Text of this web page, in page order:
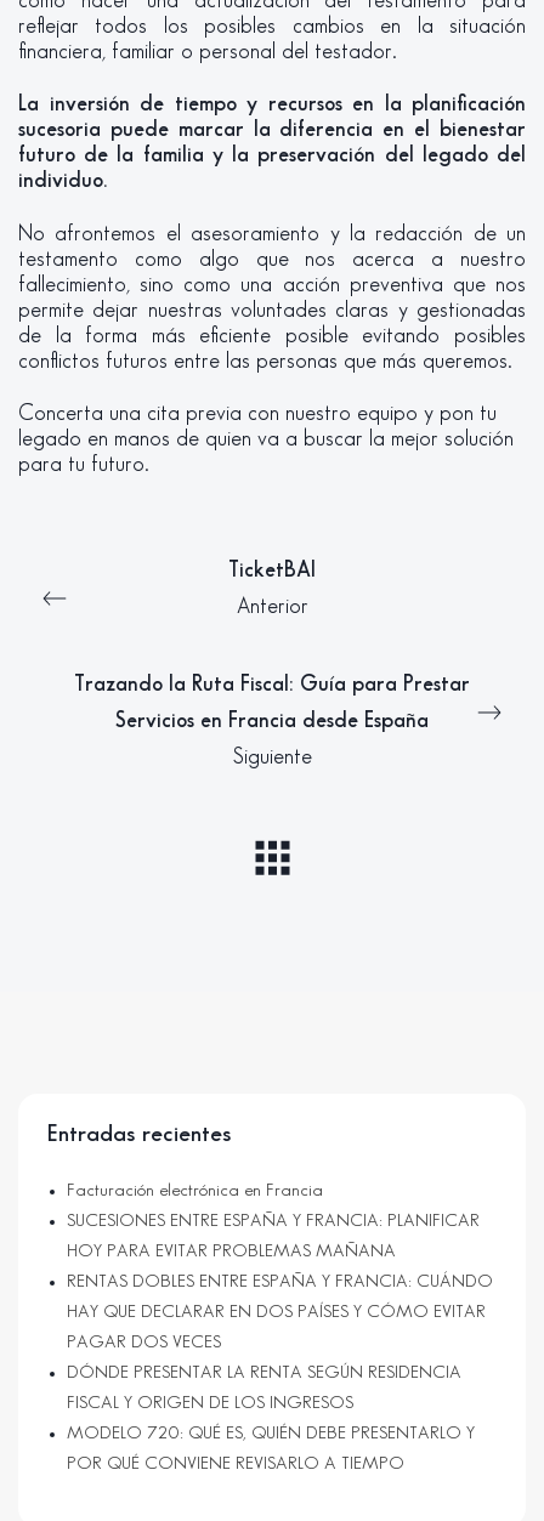
reflejar todos los posibles cambios en la situación
financiera, familiar o personal del testador.
La inversión de tiempo y recursos en la planificación
sucesoria puede marcar la diferencia en el bienestar
futuro de la familia y la preservación del legado del
individuo.
No afrontemos el asesoramiento y la redacción de un
testamento como algo que nos acerca a nuestro
fallecimiento, sino como una acción preventiva que nos
permite dejar nuestras voluntades claras y gestionadas
de la forma más eficiente posible evitando posibles
conflictos futuros entre las personas que más queremos.
Concerta una cita previa con nuestro equipo y pon tu
legado en manos de quien va a buscar la mejor solución
para tu futuro.
TicketBAI
Anterior
Trazando la Ruta Fiscal: Guía para Prestar
Servicios en Francia desde España
Siguiente
Entradas recientes
Facturación electrónica en Francia
SUCESIONES ENTRE ESPAÑA Y FRANCIA: PLANIFICAR
HOY PARA EVITAR PROBLEMAS MAÑANA
RENTAS DOBLES ENTRE ESPAÑA Y FRANCIA: CUÁNDO
HAY QUE DECLARAR EN DOS PAÍSES Y CÓMO EVITAR
PAGAR DOS VECES
DÓNDE PRESENTAR LA RENTA SEGÚN RESIDENCIA
FISCAL Y ORIGEN DE LOS INGRESOS
MODELO 720: QUÉ ES, QUIÉN DEBE PRESENTARLO Y
POR QUÉ CONVIENE REVISARLO A TIEMPO